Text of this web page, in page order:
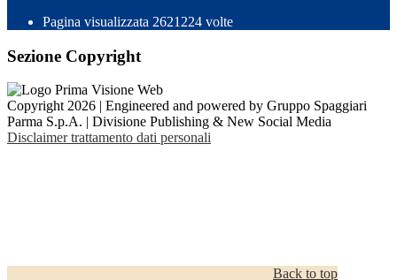
Pagina visualizzata 2621224 volte
Sezione Copyright
Copyright 2026 | Engineered and powered by Gruppo Spaggiari
Parma S.p.A. | Divisione Publishing & New Social Media
Disclaimer trattamento dati personali
Back to top